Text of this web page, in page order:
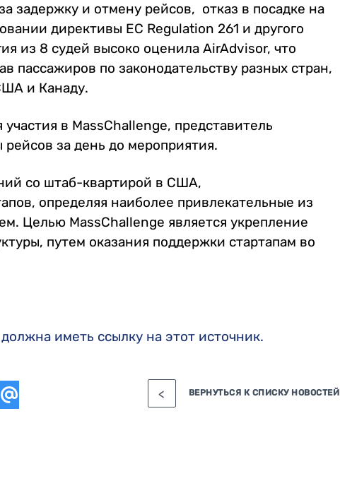
задержку и отмену рейсов, отказ в посадке на
директивы EC Regulation 261 и другого
из 8 судей высоко оценила AirAdvisor, что
пассажиров по законодательству разных стран,
и Канаду.
в MassChallenge, представитель
за день до мероприятия.
со штаб-квартирой в США,
определяя наиболее привлекательные из
Целью MassChallenge является укрепление
путем оказания поддержки стартапам во
иметь ссылку на этот источник.
ВЕРНУТЬСЯ К СПИСКУ НОВОСТЕЙ